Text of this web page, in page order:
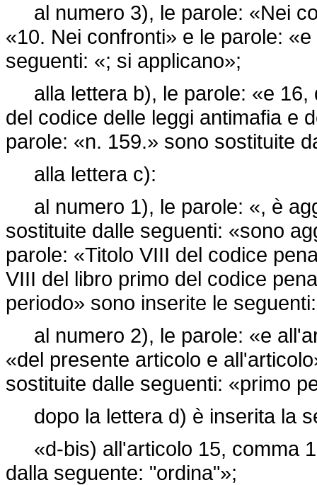
al numero 3), le parole: «Nei
«10. Nei confronti» e le parole:
seguenti: «; si applicano»;
alla lettera b), le parole: «e 16,
del codice delle leggi antimafia e
parole: «n. 159.» sono sostituite
alla lettera c):
al numero 1), le parole: «, è
sostituite dalle seguenti: «sono
parole: «Titolo VIII del codice
VIII del libro primo del codice
periodo» sono inserite le
al numero 2), le parole: «e
«del presente articolo e
sostituite dalle seguenti: «primo
dopo la lettera d) è inserita la
«d-bis) all'articolo 15, comma
dalla seguente: "ordina"»;